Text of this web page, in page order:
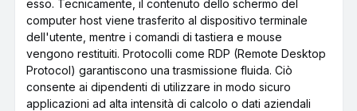
esso. Tecnicamente, il contenuto dello schermo del
computer host viene trasferito al dispositivo terminale
dell'utente, mentre i comandi di tastiera e mouse
vengono restituiti. Protocolli come RDP (Remote Desktop
Protocol) garantiscono una trasmissione fluida. Ciò
consente ai dipendenti di utilizzare in modo sicuro
applicazioni ad alta intensità di calcolo o dati aziendali